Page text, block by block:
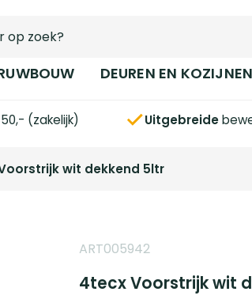
DEUREN EN KOZIJNEN
(zakelijk) Uitgebreide
wit dekkend 5ltr
ART005942
4tecx Voorstrijk wit